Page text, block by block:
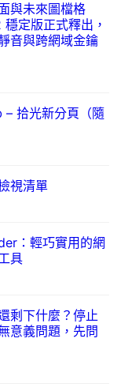
與未來圖檔格
定版正式釋出，
音與跨網域金鑰
拾光新分頁（隨
視清單
：輕巧實用的網
具
剩下什麼？停止
意義問題，先問